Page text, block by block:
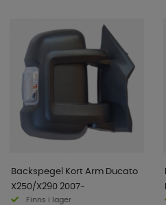
Backspegel Kort Arm Ducato
X250/X290 2007-
Finns i lager